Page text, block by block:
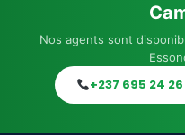
Nos agents sont
+237 695 24 26